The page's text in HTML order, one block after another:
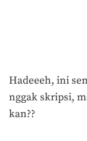
Hadeeeh, ini
nggak skripsi,
kan??